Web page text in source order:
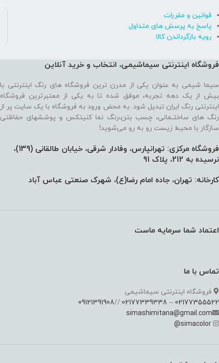
قوانین و مقررات
پاسخ به پرسش های متداول
رویه بازگرداندن کالا
فروشگاه اینترنتی سیماشیمی، انتخاب و خرید آنلاین
سیما شیمی به عنوان یکی از مدرن ترین فروشگاه های رنگ اینترنتی با
بیش از یک دهه تجربه، موفق شده تا به یکی از معتبرترین فروشگاه
اینترنتی رنگ ایران تبدیل شود. به محض ورود به فروشگاه با یک سایت پر از
رنگ های ساختـمانی، چسب بتن،‌رنگ نما کنیتکس و پوششهای حفاظتی
سازگار با محیط زیست رو به رو می‌شوید!
فروشگاه مرکزی: تهرانپارس، وفادار شرقی، خیابان طالقانی (139)،‌
نرسیده به 212، پلاک 91
کارخانه: تهران، جاده امام رضا(ع)، شهرک صنعتی عباس آباد
اعتماد شما سرمایه ماست
تماس با ما
فروشگاه اینترنتی سیماشیمی
02177355522
–
02177339338
://
09121391908
simashimitana@gmail.com
simacolor
@